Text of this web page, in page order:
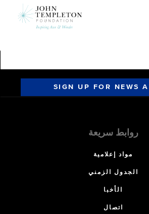
SIGN UP FOR NEWS
روابط سريعة
مواد إعلامية
الجدول الزمني
الأخبا
اتصال